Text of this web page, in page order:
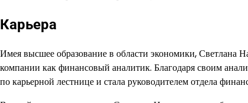
Карьера
Имея высшее образование в области экономики, Светлана
компании как финансовый аналитик. Благодаря своим
по карьерной лестнице и стала руководителем отдела